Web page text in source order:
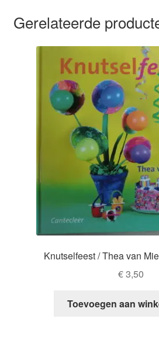
Gerelateerde
Knutselfeest / Thea van
€3,50
Toevoegen aan